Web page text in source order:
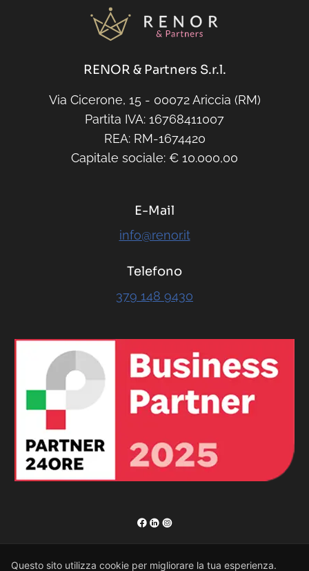
Questo sito utilizza cookie per migliorare la tua esperienza.
RENOR & Partners S.r.l.
Via Cicerone, 15 - 00072 Ariccia (RM)
Partita IVA: 16768411007
REA: RM-1674420
Capitale sociale: € 10.000,00
E-Mail
info@renor.it
Telefono
379 148 9430
RENOR & Partners S.r.l.